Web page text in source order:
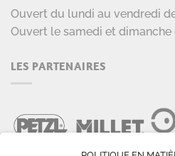
Ouvert du lundi au vendredi
Ouvert le samedi et dimanche
LES PARTENAIRES